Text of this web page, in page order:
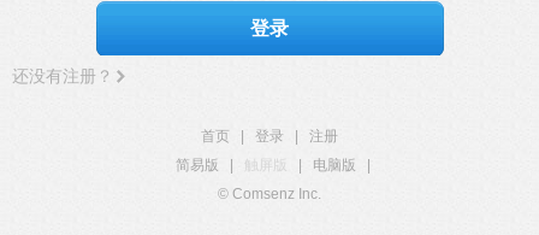
登录
还没有注册？
首页 登录
注册
简易版
触屏版 电脑版
© Comsenz Inc.